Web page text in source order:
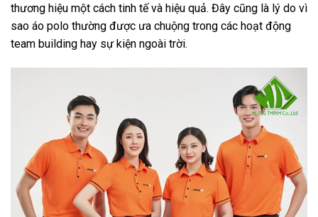
thương hiệu một cách tinh tế và hiệu quả. Đây cũng là lý do vì
sao áo polo thường được ưa chuộng trong các hoạt động
team building hay sự kiện ngoài trời.